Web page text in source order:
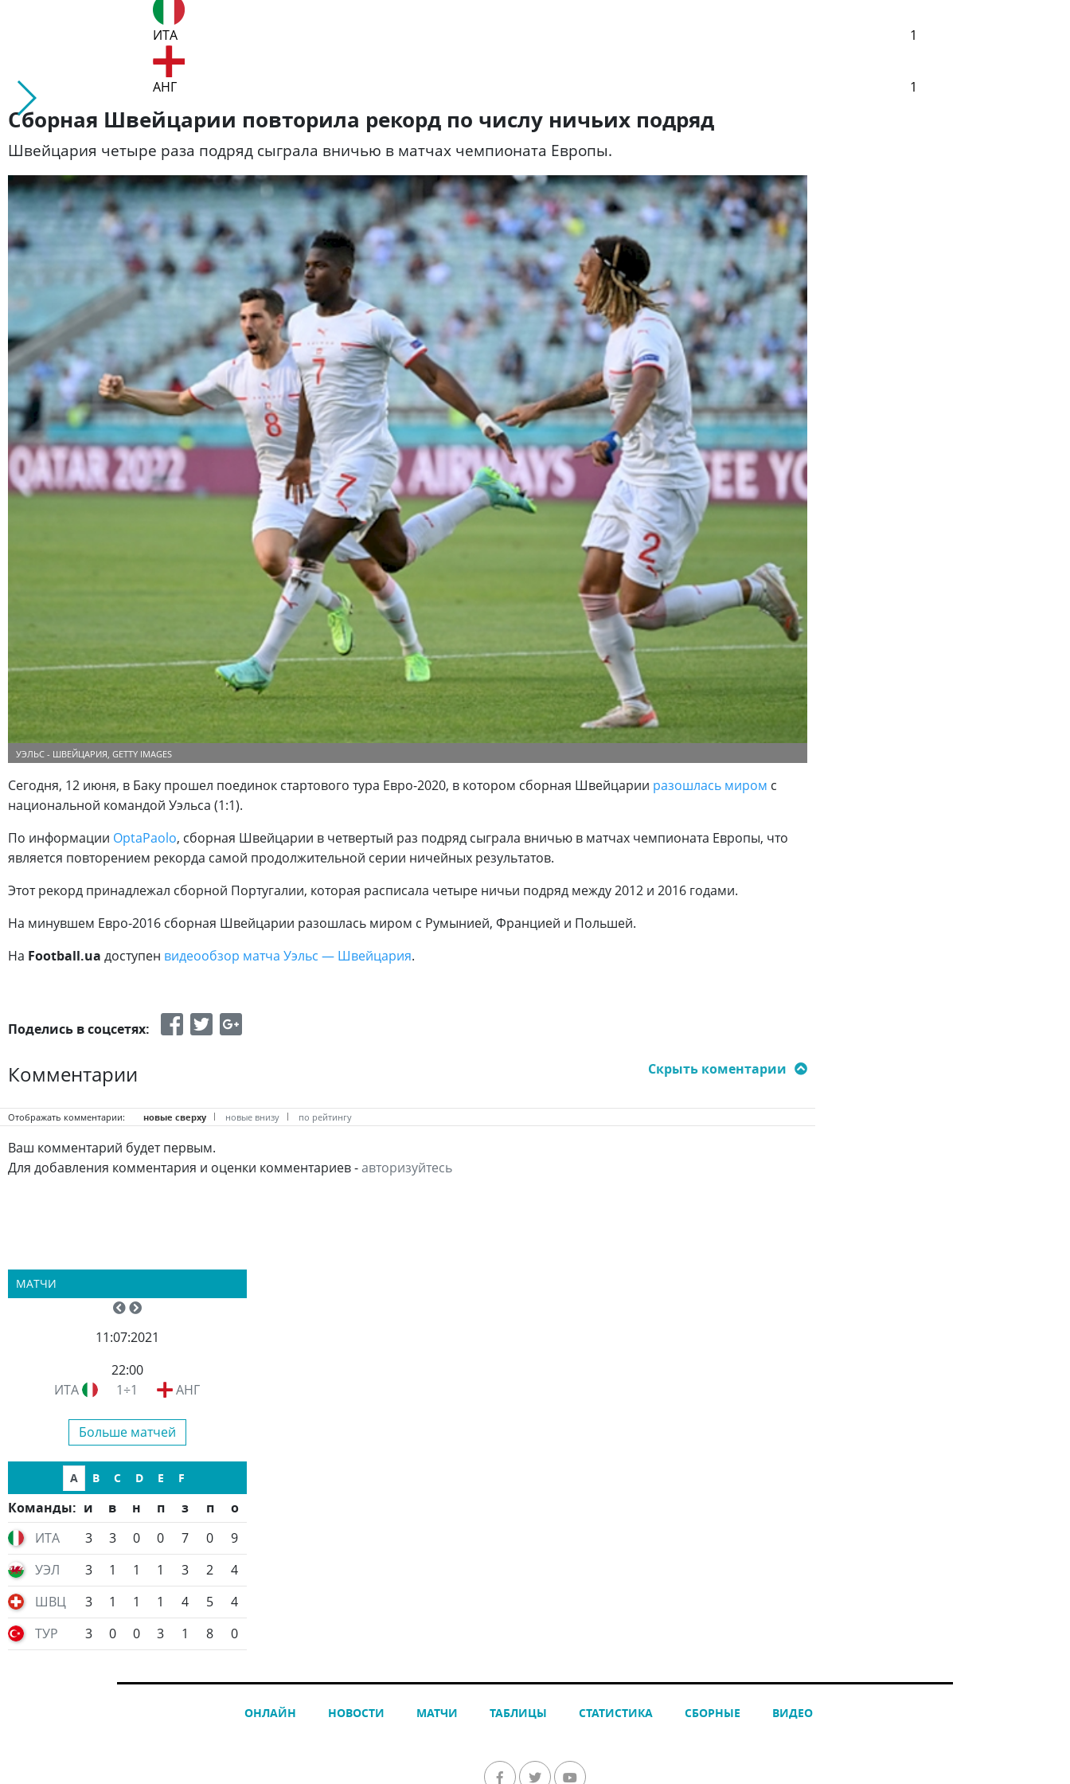
ИТА 1
АНГ 1
Сборная Швейцарии повторила рекорд по числу ничьих подряд
Швейцария четыре раза подряд сыграла вничью в матчах чемпионата Европы.
УЭЛЬС - ШВЕЙЦАРИЯ, GETTY IMAGES
Сегодня, 12 июня, в Баку прошел поединок стартового тура Евро-2020, в котором сборная Швейцарии разошлась миром с
национальной командой Уэльса (1:1).
По информации OptaPaolo, сборная Швейцарии в четвертый раз подряд сыграла вничью в матчах чемпионата Европы, что
является повторением рекорда самой продолжительной серии ничейных результатов.
Этот рекорд принадлежал сборной Португалии, которая расписала четыре ничьи подряд между 2012 и 2016 годами.
На минувшем Евро-2016 сборная Швейцарии разошлась миром с Румынией, Францией и Польшей.
На Football.ua доступен видеообзор матча Уэльс — Швейцария.
Поделись в соцсетях:
Комментарии
Отображать комментарии: новые сверху новые внизу по рейтингу
Ваш комментарий будет первым.
Для добавления комментария и оценки комментариев -авторизуйтесь
МАТЧИ
11:07:2021
22:00
ИТА
1÷1 АНГ
Больше матчей
A B C D E F
Команды: и в н п з п
о
ИТА
3 3 0 0 7 0
9
УЭЛ
3 1 1 1 3 2
4
ШВЦ
3 1 1 1 4 5
4
ТУР
3 0 0 3 1 8 0
ОНЛАЙН НОВОСТИ МАТЧИ ТАБЛИЦЫ СТАТИСТИКА СБОРНЫЕ ВИДЕО